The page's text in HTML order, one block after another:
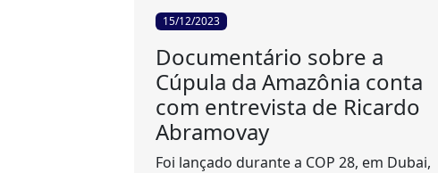
15/12/2023
Documentário sobre a
Cúpula da Amazônia conta
com entrevista de Ricardo
Abramovay
Foi lançado durante a COP 28, em Dubai,